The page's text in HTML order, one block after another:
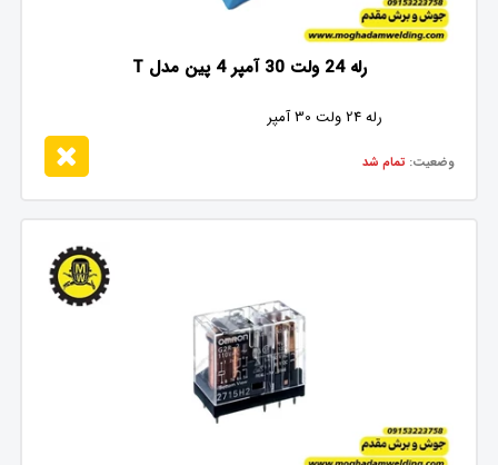
رله 24 ولت 30 آمپر 4 پین مدل T
رله 24 ولت 30 آمپر
وضعیت: تمام شد